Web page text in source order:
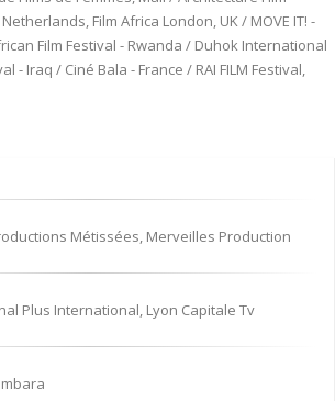
Film Africa London, UK / MOVE IT! -
Film Festival - Rwanda / Duhok International
- Iraq / Ciné Bala - France / RAI FILM Festival,
Métissées, Merveilles Production
Plus International, Lyon Capitale Tv